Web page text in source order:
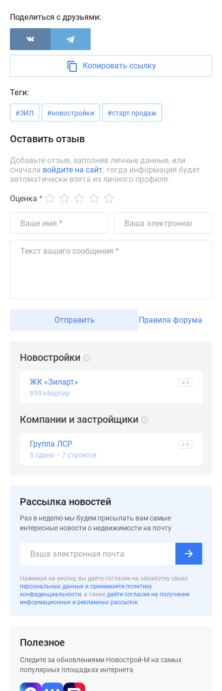
Медиа
Новости
недвижимости
Мнение
Аналитика
рынка
Покупателю
Экспертиза
Эксперты
авторы
Контакты
Реклама
сайте
ипотека
скидками
Видео
новостроек
Субсидированная
Поиск
Москве
реновации
Москве
Новостройки
премиум-
бизнес-
Рассрочка
Траншевая
ипотека
Поделиться с друзьями:
Копировать ссылку
Теги:
#ЗИЛ #новостройки #старт продаж
Оставить отзыв
Добавьте отзыв, заполнив личные данные, или
сначала войдите на сайт, тогда информация будет
автоматически взята из личного профиля.
Оценка *
Отправить Правила форума
Новостройки
ЖК «Зиларт» 4.6
859 квартир
Компании и застройщики
Группа ЛСР 4.8
5 сдано • 7 строится
Рассылка новостей
Раз в неделю мы будем присылать вам самые
интересные новости о недвижимости на почту
Нажимая на кнопку, вы даёте согласие на обработку своих
персональных данных и принимаете политику
конфиденциальности, а также даёте согласие на получение
информационных и рекламных рассылок
Полезное
Следите за обновлениями Новострой-М на самых
популярных площадках интернета